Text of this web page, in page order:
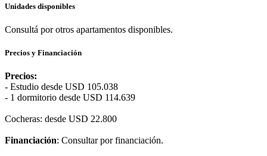
Unidades disponibles
Consultá por otros apartamentos disponibles.
Precios y Financiación
Precios:
- Estudio desde USD 105.038
- 1 dormitorio desde USD 114.639
Cocheras: desde USD 22.800
Financiación: Consultar por financiación.